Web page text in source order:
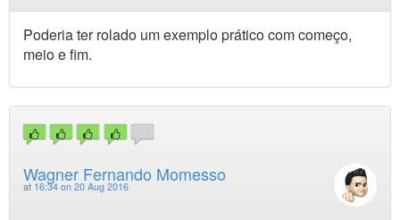
Poderia ter rolado um exemplo prático com começo,
meio e fim.
Wagner Fernando Momesso
at 16:34 on 20 Aug 2016